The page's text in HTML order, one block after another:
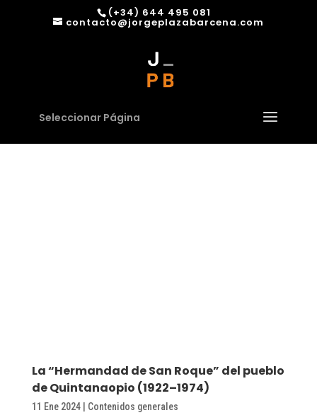
(+34) 644 495 081
contacto@jorgeplazabarcena.com
Seleccionar Página
La “Hermandad de San Roque” del pueblo
de Quintanaopio (1922–1974)
11 Ene 2024| Contenidos generales